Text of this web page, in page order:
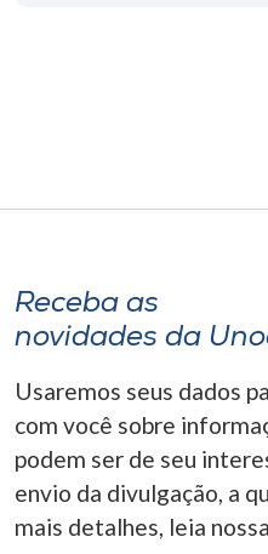
A+
Receba as
novidades da
Usaremos seus dados
com você sobre
podem ser de seu
envio da divulgação, a
mais detalhes, leia nossa